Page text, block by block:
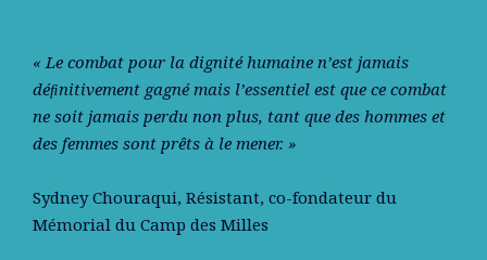
« Le combat pour la dignité humaine n’est jamais
déﬁnitivement gagné mais l’essentiel est que ce combat
ne soit jamais perdu non plus, tant que des hommes et
des femmes sont prêts à le mener. »
Sydney Chouraqui, Résistant, co-fondateur du
Mémorial du Camp des Milles